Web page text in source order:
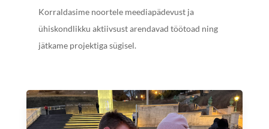
Korraldasime noortele meediapädevust ja
ühiskondlikku aktiivsust arendavad töötoad ning
jätkame projektiga sügisel.